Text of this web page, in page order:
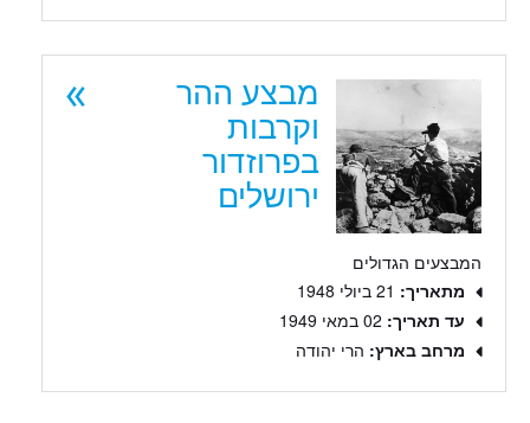
מבצע ההר
וקרבות
בפרוזדור
ירושלים
המבצעים הגדולים
מתאריך: 21 ביולי 1948
עד תאריך: 02 במאי 1949
מרחב בארץ: הרי יהודה